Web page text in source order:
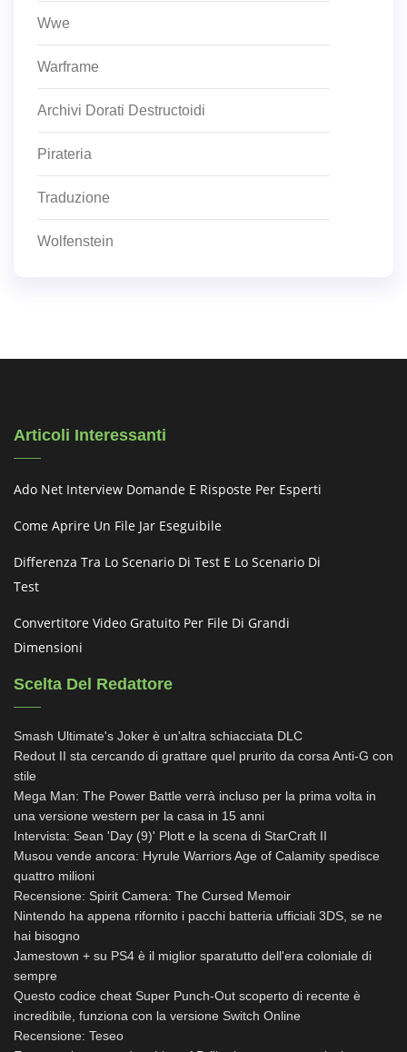
Wwe
Warframe
Archivi Dorati Destructoidi
Pirateria
Traduzione
Wolfenstein
Articoli Interessanti
Ado Net Interview Domande E Risposte Per Esperti
Come Aprire Un File Jar Eseguibile
Differenza Tra Lo Scenario Di Test E Lo Scenario Di
Test
Convertitore Video Gratuito Per File Di Grandi
Dimensioni
Scelta Del Redattore
Smash Ultimate's Joker è un'altra schiacciata DLC
Redout II sta cercando di grattare quel prurito da corsa Anti-G con
stile
Mega Man: The Power Battle verrà incluso per la prima volta in
una versione western per la casa in 15 anni
Intervista: Sean 'Day (9)' Plott e la scena di StarCraft II
Musou vende ancora: Hyrule Warriors Age of Calamity spedisce
quattro milioni
Recensione: Spirit Camera: The Cursed Memoir
Nintendo ha appena rifornito i pacchi batteria ufficiali 3DS, se ne
hai bisogno
Jamestown + su PS4 è il miglior sparatutto dell'era coloniale di
sempre
Questo codice cheat Super Punch-Out scoperto di recente è
incredibile, funziona con la versione Switch Online
Recensione: Teseo